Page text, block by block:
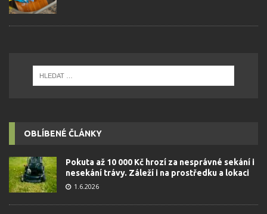
OBLÍBENÉ ČLÁNKY
Pokuta až 10 000 Kč hrozí za nesprávné sekání i
nesekání trávy. Záleží i na prostředku a lokaci
1.6.2026